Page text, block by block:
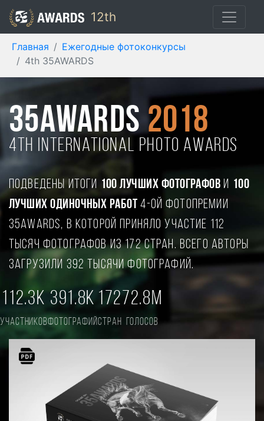
12th
Главная
Ежегодные фотоконкурсы
4th 35AWARDS
35AWARDS2018
4TH international photo awards
Подведены итоги 100 лучших фотографов и 100
лучших одиночных работ 4-ой фотопремии
35AWARDS, в которой приняло участие 112
тысяч фотографов из 172 стран. Всего авторы
загрузили 392 тысячи фотографий.
112.3K
участников
391.8K
фотографий
172
стран
72.8M
голосов